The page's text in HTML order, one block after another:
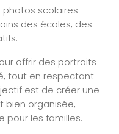
photos scolaires
des écoles, des
offrir des portraits
tout en respectant
est de créer une
bien organisée,
pour les familles.